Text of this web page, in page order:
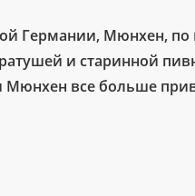
Германии, Мюнхен, по
и старинной
все больше